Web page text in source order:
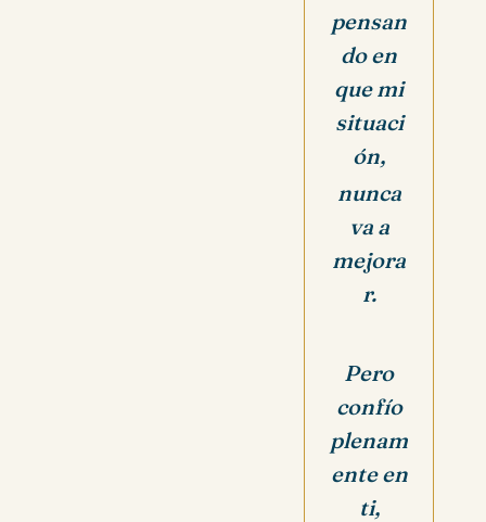
pensan
do en
que mi
situaci
ón,
nunca
va a
mejora
r.
Pero
confío
plenam
ente en
ti,